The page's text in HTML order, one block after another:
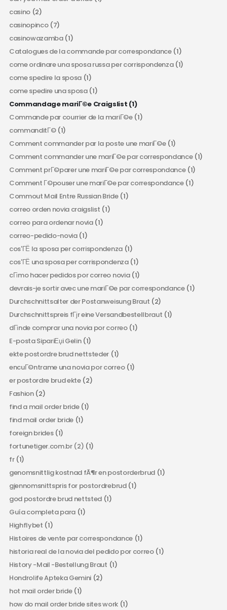
casino(2)
casinopinco(7)
casinowazamba(1)
Catalogues de la commande par correspondance(1)
come ordinare una sposa russa per corrispondenza(1)
come spedire la sposa (1)
come spedire una sposa(1)
Commandage mariГ©e Craigslist (1)
Commande par courrier de la mariГ©e(1)
commanditГ©(1)
Comment commander par la poste une mariГ©e(1)
Comment commander une mariГ©e par correspondance(1)
Comment prГ©parer une mariГ©e par correspondance(1)
Comment Г©pouser une mariГ©e par correspondance(1)
Commout Mail Entre Russian Bride(1)
correo orden novia craigslist (1)
correo para ordenar novia(1)
correo-pedido-novia(1)
cos'ГЁ la sposa per corrispondenza(1)
cos'ГЁ una sposa per corrispondenza(1)
cГіmo hacer pedidos por correo novia(1)
devrais-je sortir avec une mariГ©e par correspondance(1)
Durchschnittsalter der Postanweisung Braut (2)
Durchschnittspreis fГјr eine Versandbestellbraut (1)
dГіnde comprar una novia por correo(1)
E-posta SipariЕџi Gelin(1)
ekte postordre brud nettsteder (1)
encuГ©ntrame una novia por correo(1)
er postordre brud ekte(2)
Fashion(2)
find a mail order bride(1)
find mail order bride (1)
foreign brides(1)
fortunetiger.com.br (2) (1)
fr(1)
genomsnittlig kostnad fÃ¶r en postorderbrud(1)
gjennomsnittspris for postordrebrud(1)
god postordre brud nettsted (1)
Guía completa para (1)
Highflybet (1)
Histoires de vente par correspondance(1)
historia real de la novia del pedido por correo(1)
History -Mail -Bestellung Braut (1)
Hondrolife Apteka Gemini (2)
hot mail order bride(1)
how do mail order bride sites work(1)